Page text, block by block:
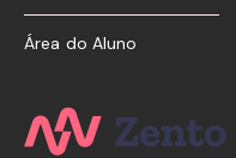
Área do Aluno